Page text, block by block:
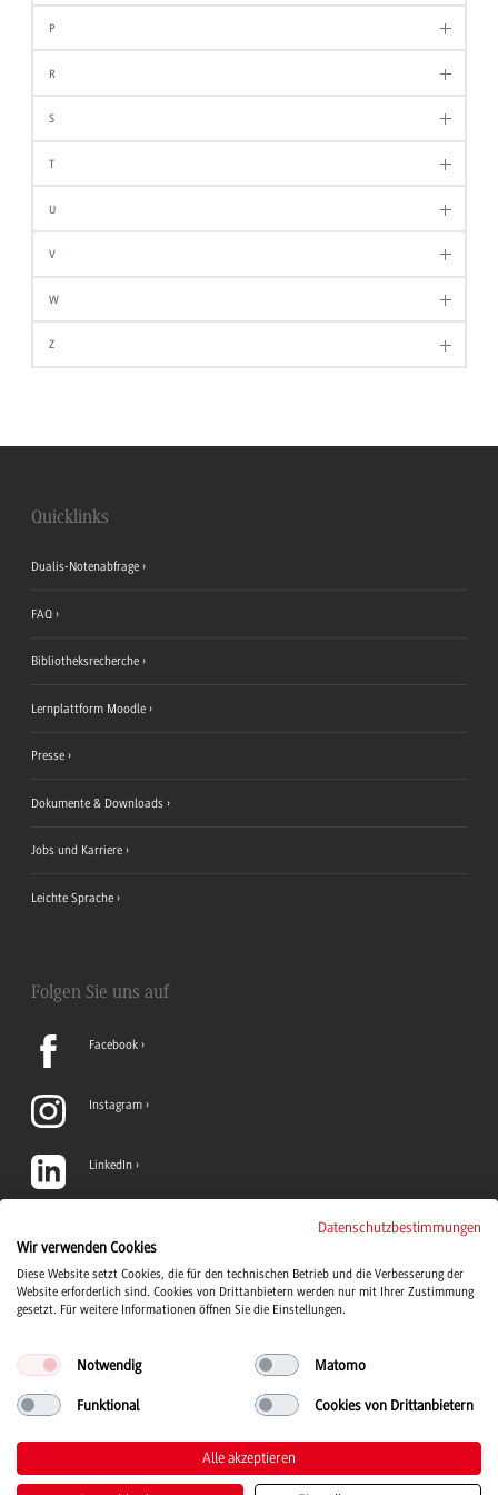
P
R
S
T
U
V
W
Z
Quicklinks
Dualis-Notenabfrage
FAQ
Bibliotheksrecherche
Lernplattform Moodle
Presse
Dokumente & Downloads
Jobs und Karriere
Leichte Sprache
Folgen Sie uns auf
Facebook
Instagram
LinkedIn
YouTube
© 2026 Duale Hochschule Baden-Württemberg
Datenschutzbestimmungen
Wir verwenden Cookies
Diese Website setzt Cookies, die für den technischen Betrieb und die Verbesserung der
Website erforderlich sind. Cookies von Drittanbietern werden nur mit Ihrer Zustimmung
gesetzt. Für weitere Informationen öffnen Sie die Einstellungen.
Notwendig Matomo
Funktional Cookies von Drittanbietern
Alle akzeptieren